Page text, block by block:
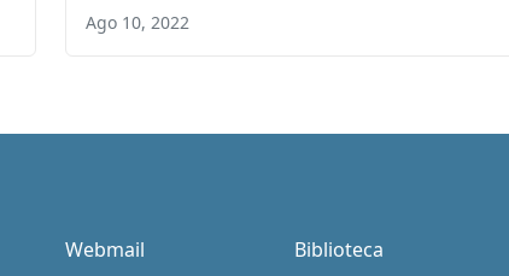
Ago 10, 2022
Webmail
Biblioteca